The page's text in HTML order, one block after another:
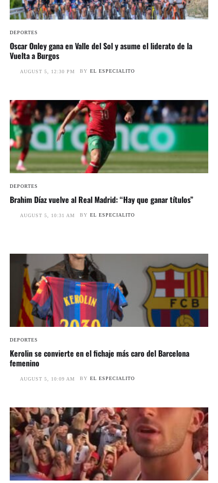
DEPORTES
Oscar Onley gana en Valle del Sol y asume el liderato de la
Vuelta a Burgos
AUGUST 5, 12:30 PM BY EL ESPECIALITO
DEPORTES
Brahim Díaz vuelve al Real Madrid: “Hay que ganar títulos”
AUGUST 5, 10:31 AM BY EL ESPECIALITO
DEPORTES
Kerolin se convierte en el fichaje más caro del Barcelona
femenino
AUGUST 5, 10:09 AM BY EL ESPECIALITO